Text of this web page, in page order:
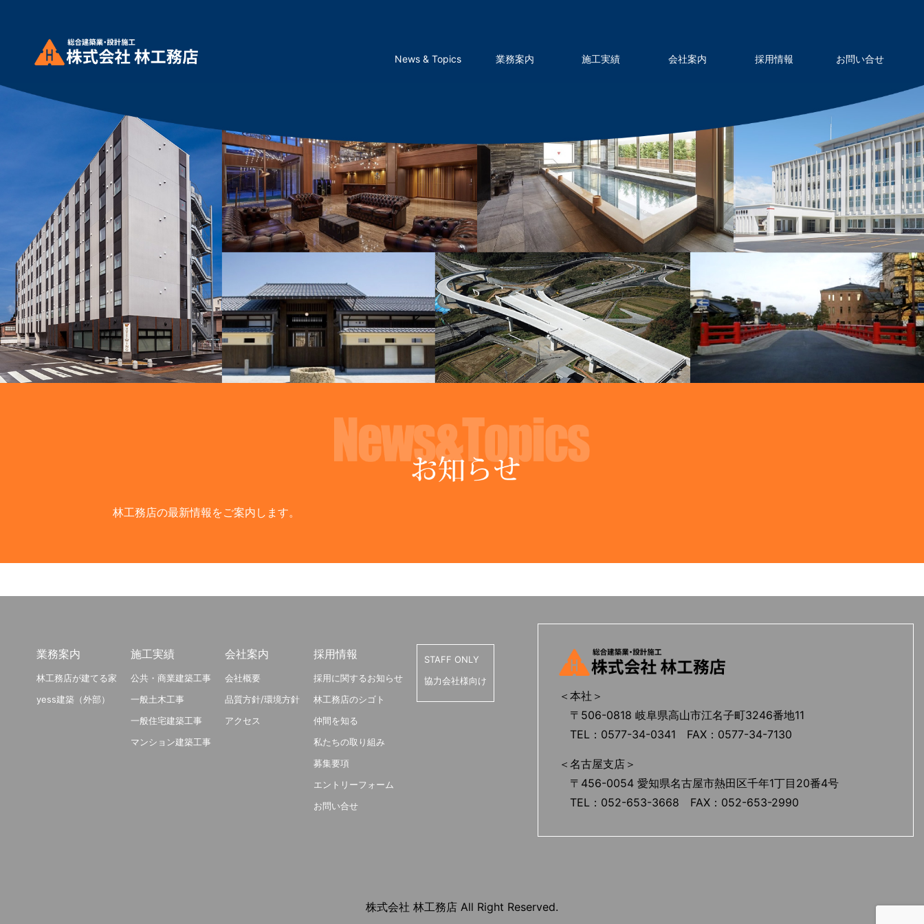
News & Topics 業務案内 施工実績 会社案内 採用情報 お問い合せ
林工務店の最新情報をご案内します。
業務案内
林工務店が建てる家
yess建築（外部）
施工実績
公共・商業建築工事
一般土木工事
一般住宅建築工事
マンション建築工事
会社案内
会社概要
品質方針/環境方針
アクセス
採用情報
採用に関するお知らせ
林工務店のシゴト
仲間を知る
私たちの取り組み
募集要項
エントリーフォーム
お問い合せ
STAFF ONLY
協力会社様向け
＜本社＞
〒506-0818 岐阜県高山市江名子町3246番地11
TEL：0577-34-0341 FAX：0577-34-7130
＜名古屋支店＞
〒456-0054 愛知県名古屋市熱田区千年1丁目20番4号
TEL：052-653-3668 FAX：052-653-2990
株式会社 林工務店 All Right Reserved.